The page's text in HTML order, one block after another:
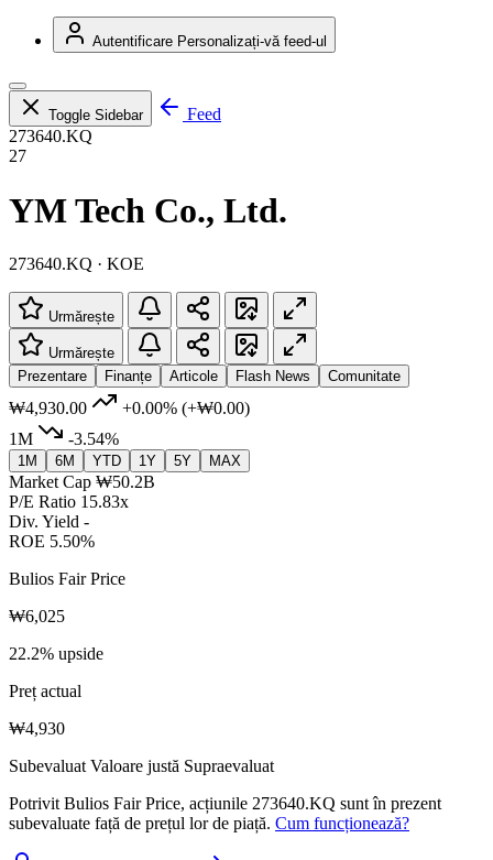
Autentificare Personalizați-vă feed-ul
Toggle Sidebar
Feed
273640.KQ
27
YM Tech Co., Ltd.
273640.KQ · KOE
Urmărește
Urmărește
Prezentare
Finanțe Articole Flash News Comunitate
₩4,930.00 +0.00% (+₩0.00)
1M
-3.54%
1M 6M YTD 1Y 5Y MAX
Market Cap ₩50.2B
P/E Ratio 15.83x
Div. Yield -
ROE 5.50%
Bulios Fair Price
₩6,025
22.2% upside
Preț actual
₩4,930
Subevaluat Valoare justă Supraevaluat
Potrivit Bulios Fair Price, acțiunile 273640.KQ sunt în prezent
subevaluate față de prețul lor de piață. Cum funcționează?